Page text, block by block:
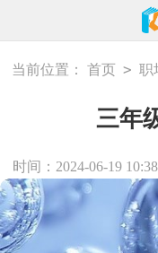
当前位置： 首页 > 职
三年
时间：2024-06-19